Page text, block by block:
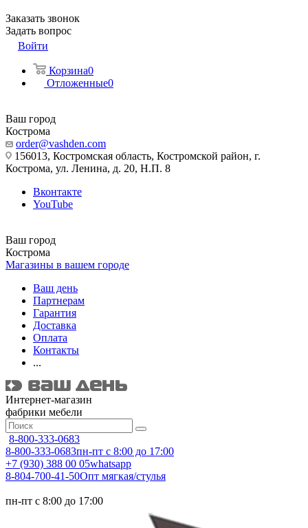
Заказать звонок
Задать вопрос
Войти
Корзина0
Отложенные0
Ваш город
Кострома
order@vashden.com
156013, Костромская область, Костромской район, г.
Кострома, ул. Ленина, д. 20, Н.П. 8
Вконтакте
YouTube
Ваш город
Кострома
Магазины в вашем городе
Ваш день
Партнерам
Гарантия
Доставка
Оплата
Контакты
...
Интернет-магазин
фабрики мебели
8-800-333-0683
8-800-333-0683пн-пт с 8:00 до 17:00
+7 (930) 388 00 05whatsapp
8-804-700-41-50Опт мягкая/стулья
пн-пт с 8:00 до 17:00